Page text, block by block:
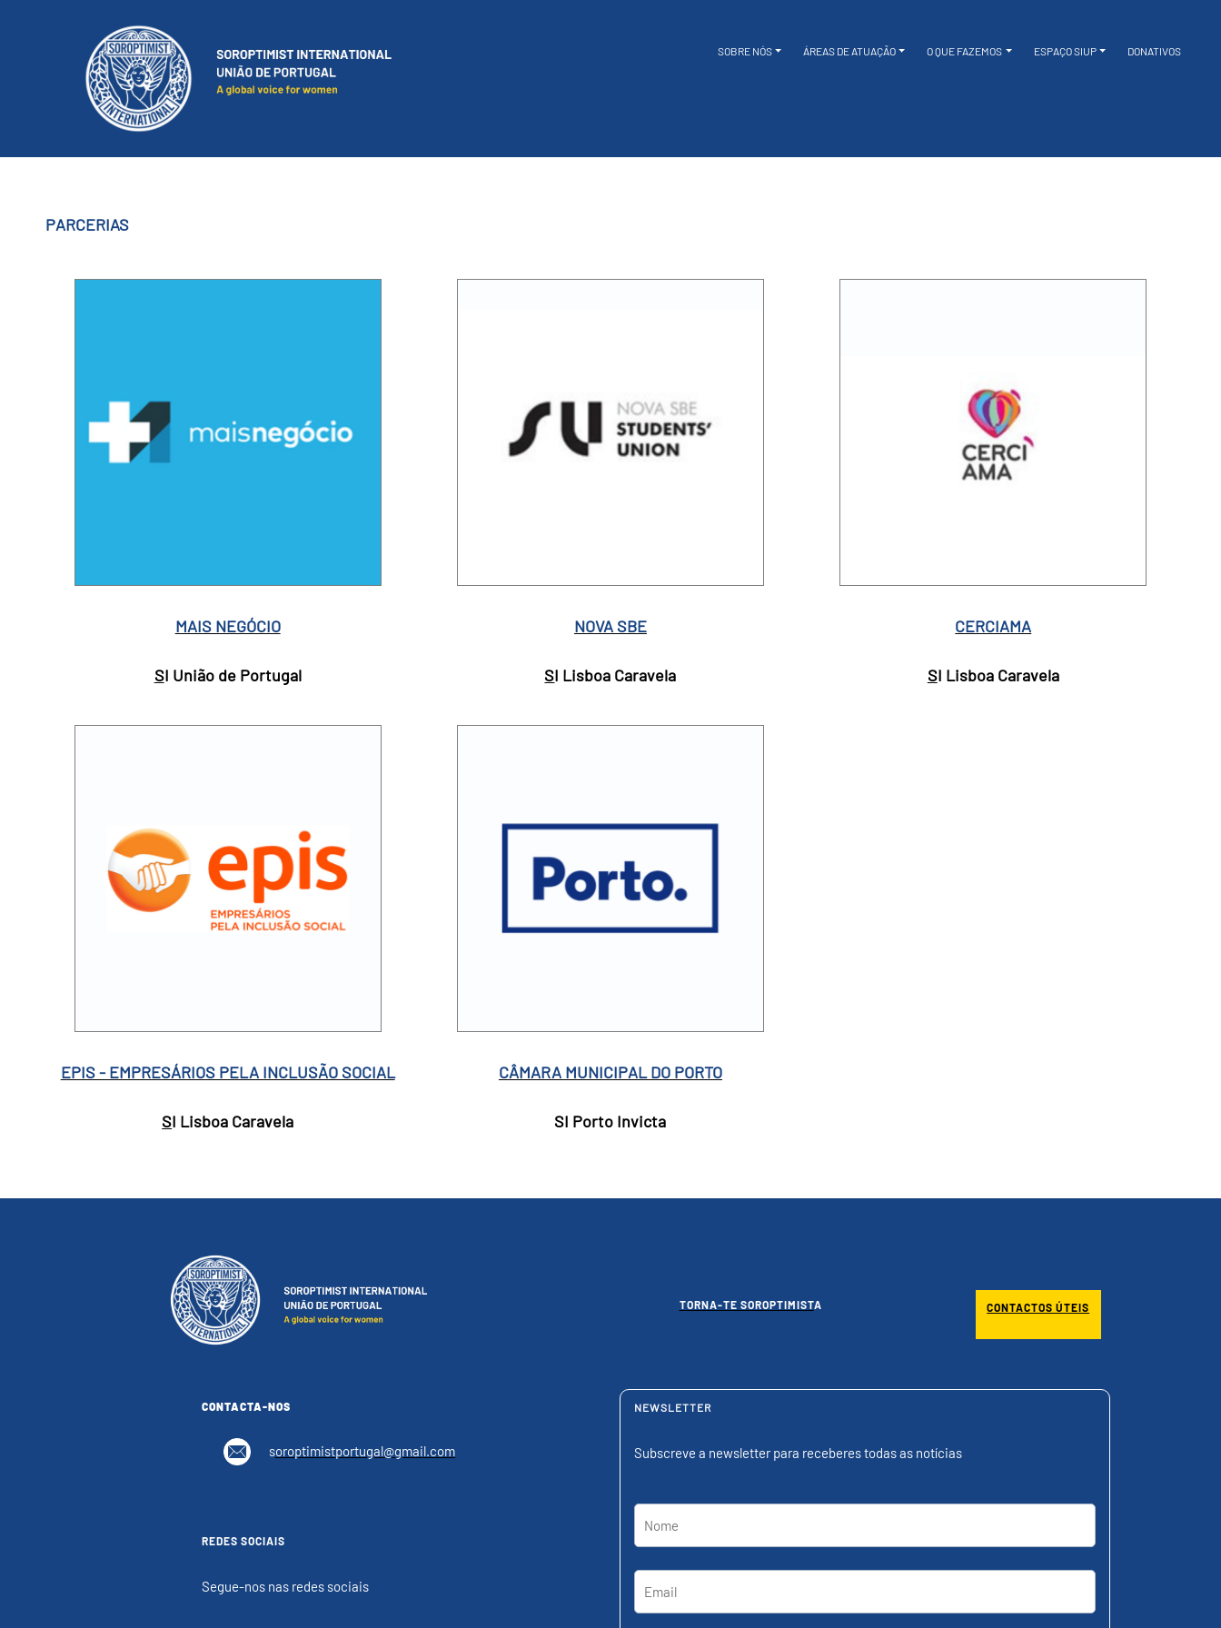
SOBRE NÓS ÁREAS DE ATUAÇÃO O QUE FAZEMOS ESPAÇO SIUP DONATIVOS
PARCERIAS
MAIS NEGÓCIO
SI União de Portugal
NOVA SBE
SI Lisboa Caravela
CERCIAMA
SI Lisboa Caravela
EPIS - EMPRESÁRIOS PELA INCLUSÃO SOCIAL
SI Lisboa Caravela
CÂMARA MUNICIPAL DO PORTO
SI Porto Invicta
TORNA-TE SOROPTIMISTA CONTACTOS ÚTEIS
CONTACTA-NOS
soroptimistportugal@gmail.com
REDES SOCIAIS
Segue-nos nas redes sociais
NEWSLETTER
Subscreve a newsletter para receberes todas as notícias